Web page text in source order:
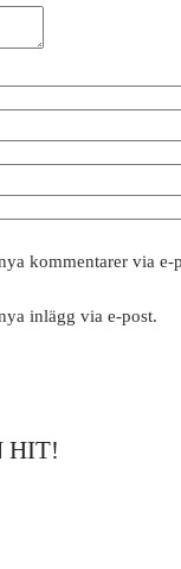
kommentarer via e-
inlägg via e-post.
HIT!